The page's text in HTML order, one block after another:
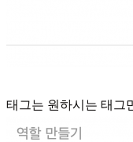
태그는 원하시는 태그